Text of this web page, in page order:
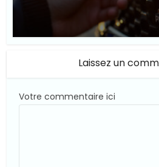
Laissez un
Votre commentaire ici